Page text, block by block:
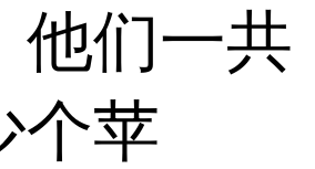
他们一共
个苹